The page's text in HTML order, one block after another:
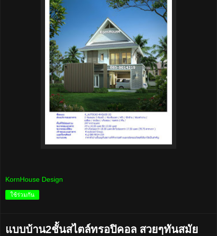
KornHouse Design
ใช้ร่วมกัน
แบบบ้าน2ชั้นสไตล์ทรอปิคอล สวยๆทันสมัย